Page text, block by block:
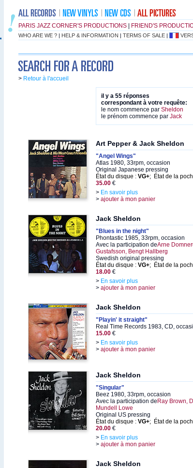
PARIS JAZZ CORNER'S PRODUCTIONS FRIEND'S
WHO ARE WE ? | HELP & INFORMATION | TERMS OF SALE |
> Retour à l'accueil
il y a 55 réponses
correspondant à votre requête:
le nom commence par Sheldon
le prénom commence par Jack
Art Pepper & Jack Sheldon
"Angel Wings"
Atlas 1980, 33rpm, occasion
Original Japanese pressing
État du disque : VG+; État de la
35.00 €
> En savoir plus
> ajouter à mon panier
Jack Sheldon
"Blues in the night"
Phontastic 1985, 33rpm, occasion
Avec la participation deArne
Gustafsson, Bengt Hallberg
Swedish original pressing
État du disque : VG+; État de la
18.00 €
> En savoir plus
> ajouter à mon panier
Jack Sheldon
"Playin' it straight"
Real Time Records 1983, CD,
15.00 €
> En savoir plus
> ajouter à mon panier
Jack Sheldon
"Singular"
Beez 1980, 33rpm, occasion
Avec la participation de Ray Brown,
Mundell Lowe
Original US pressing
État du disque : VG+; État de la
20.00 €
> En savoir plus
> ajouter à mon panier
Jack Sheldon